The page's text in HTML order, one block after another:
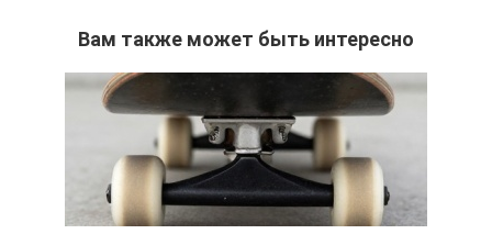
Вам также может быть интересно